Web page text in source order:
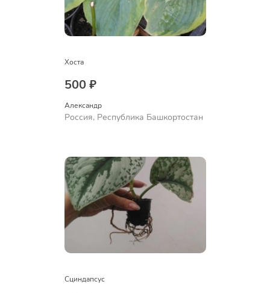
Хоста
500 ₽
Александр
Россия, Республика Башкортостан
Сциндапсус